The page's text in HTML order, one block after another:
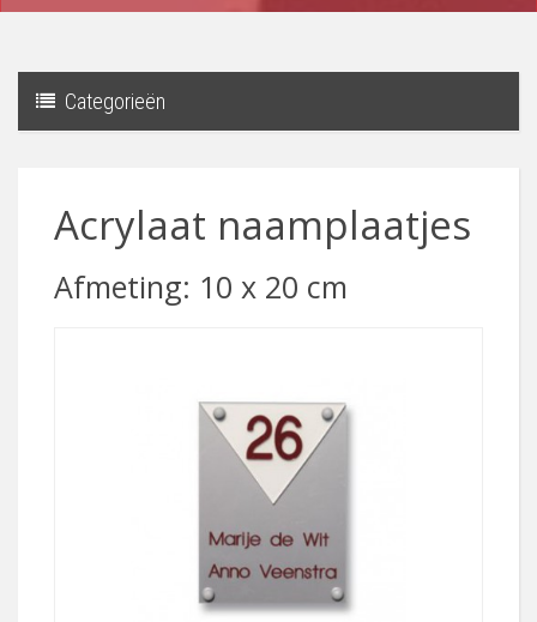
Categorieën
Acrylaat naamplaatjes
Afmeting: 10 x 20 cm